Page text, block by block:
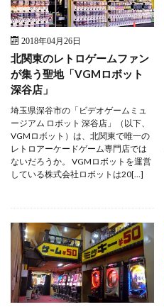
2018年04月26日
北関東のレトロゲームファン
が集う聖地「VGMロボット
深谷店」
埼玉県深谷市の「ビデオゲームミュ
ージアム ロボット 深谷店」（以下、
VGMロボット）は、北関東で唯一の
レトロアーケードゲーム専門店では
ないだろうか。 VGMロボットを運営
している株式会社ロボットは20[…]